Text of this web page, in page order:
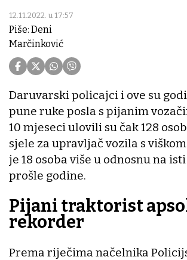
12.11.2022. u 17:57
Piše: Deni
Marčinković
Daruvarski policajci i ove su
pune ruke posla s pijanim
10 mjeseci ulovili su čak 128
sjele za upravljač vozila s
je 18 osoba više u odnosnu na
prošle godine.
Pijani traktorist
rekorder
Prema riječima načelnika